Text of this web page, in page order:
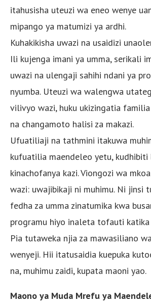
itahusisha uteuzi wa eneo wenye
mipango ya matumizi ya ardhi.
Kuhakikisha uwazi na usaidizi
Ili kujenga imani ya umma, serikali
uwazi na ulengaji sahihi ndani ya
nyumba. Uteuzi wa walengwa
vilivyo wazi, huku ukizingatia
na changamoto halisi za makazi.
Ufuatiliaji na tathmini itakuwa
kufuatilia maendeleo yetu, kudhibiti
kinachofanya kazi. Viongozi wa
wazi: uwajibikaji ni muhimu. Ni jinsi
fedha za umma zinatumika kwa
programu hiyo inaleta tofauti katika
Pia tutaweka njia za mawasiliano
wenyeji. Hii itatusaidia kuepuka
na, muhimu zaidi, kupata maoni yao.
Maono ya Muda Mrefu ya